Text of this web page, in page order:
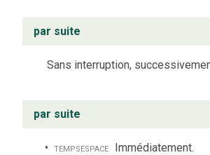
par suite
Sans interruption,
par suite
tempsespace Immédiatement.